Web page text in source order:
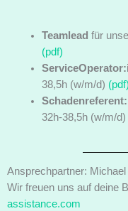
Teamlead für
(pdf)
38,5h (w/m/d) (pdf)
32h-38,5h (w/m/d)
Ansprechpartner:
Wir freuen uns auf deine
assistance.com